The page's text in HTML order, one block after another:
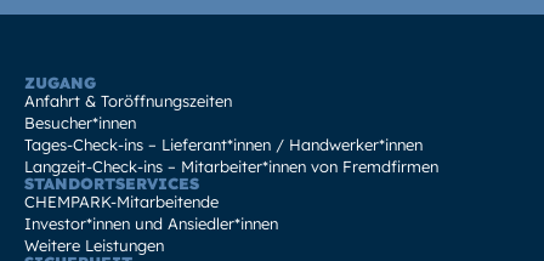
ZUGANG
Anfahrt & Toröffnungszeiten
Besucher*innen
Tages-Check-ins – Lieferant*innen / Handwerker*innen
Langzeit-Check-ins – Mitarbeiter*innen von Fremdfirmen
STANDORTSERVICES
CHEMPARK-Mitarbeitende
Investor*innen und Ansiedler*innen
Weitere Leistungen